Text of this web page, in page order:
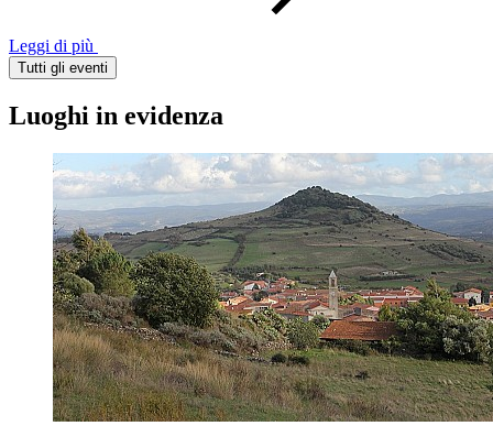
Leggi di più
Tutti gli eventi
Luoghi in evidenza